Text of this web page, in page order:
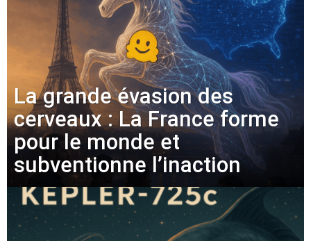
La grande évasion des
cerveaux : La France forme
pour le monde et
subventionne l’inaction